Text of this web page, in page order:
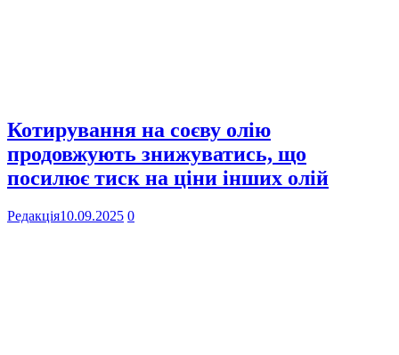
Котирування на соєву олію
продовжують знижуватись, що
посилює тиск на ціни інших олій
Редакція10.09.2025 0